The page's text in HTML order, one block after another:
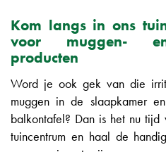
Kom langs in ons
voor muggen- en
producten
Word je ook gek van die
muggen in de slaapkamer
balkontafel? Dan is het nu
tuincentrum en haal de